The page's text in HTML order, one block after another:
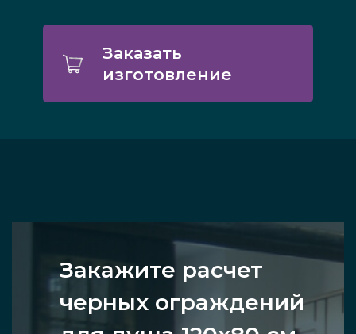
Заказать
изготовление
Закажите расчет
черных ограждений